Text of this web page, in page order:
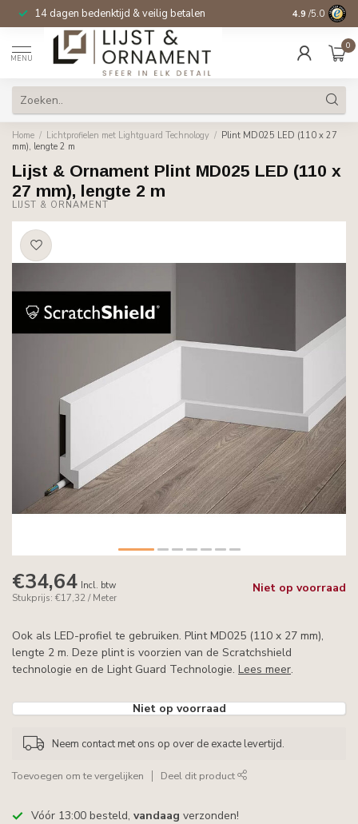
14 dagen bedenktijd & veilig betalen 4.9 /5.0
MENU
0
Home / Lichtprofielen met Lightguard Technology / Plint MD025 LED (110 x 27
mm), lengte 2 m
Lijst & Ornament Plint MD025 LED (110 x
27 mm), lengte 2 m
LIJST & ORNAMENT
€34,64 Incl. btw
Stukprijs: €17,32 / Meter
Niet op voorraad
Ook als LED-profiel te gebruiken. Plint MD025 (110 x 27 mm),
lengte 2 m. Deze plint is voorzien van de Scratchshield
technologie en de Light Guard Technologie. Lees meer.
Niet op voorraad
Neem contact met ons op over de exacte levertijd.
Toevoegen om te vergelijken Deel dit product
Vóór 13:00 besteld, vandaag verzonden!